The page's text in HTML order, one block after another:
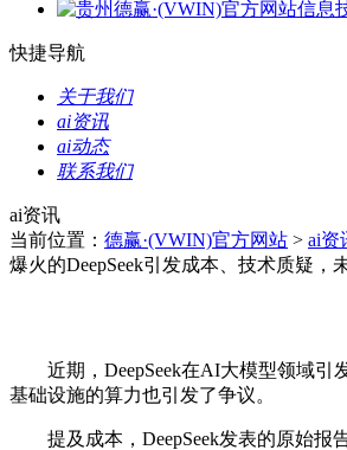
快捷导航
关于我们
ai资讯
ai动态
联系我们
ai资讯
当前位置： 德赢·(VWIN)官方网站 > ai资
爆火的DeepSeek引发成本、技术质疑，
近期，DeepSeek在AI大模型领域引
基础设施的算力也引发了争议。
提及成本，DeepSeek发表的原始报告